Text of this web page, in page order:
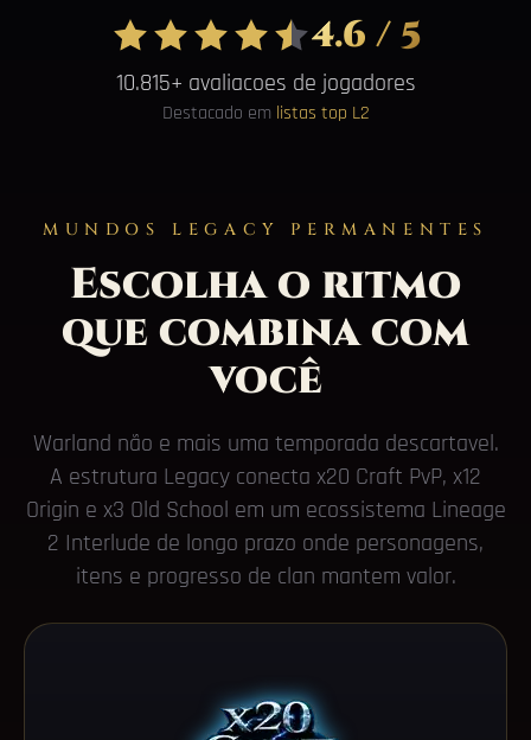
4.6 / 5
10.815+ avaliacoes de jogadores
Destacado em listas top L2
MUNDOS LEGACY PERMANENTES
Escolha o ritmo
que combina com
você
Warland não e mais uma temporada descartavel.
A estrutura Legacy conecta x20 Craft PvP, x12
Origin e x3 Old School em um ecossistema Lineage
2 Interlude de longo prazo onde personagens,
itens e progresso de clan mantem valor.